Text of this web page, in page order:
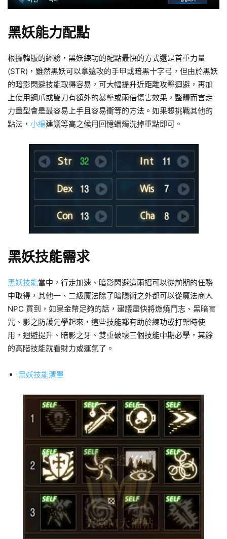
黑妖能力配點
根據韓版的經驗，黑妖練功的配點最快的方式還是首重力量
(STR)，雖然黑妖可以拿遠攻的手甲或暗黑十字弓，但由於黑妖
的暗影閃避技能取得容易，可大幅提升近距離攻擊迴避，再加
上使用鋼爪或雙刀有額外的暴擊或兩倍傷害效果，整體而言走
力量型會是最容易上手且容易衝等的方法。如果想挑戰其他的
點法， 小編建議等高之候用回憶蠟燭洗掉重點即可。
黑妖技能需求
黑妖技能當中，行走加速、暗影閃避這兩招可以從前期的任務
中取得，其他一、二級魔法除了暗隱術之外都可以從魔法商人
NPC 買到，如果金幣足夠的話，建議盡快將燃燒鬥志、黑暗盲
咒、影之防護先學起來，這些技能都有助於練功或打架時使
用，迴避提升、暗影之牙、雙重破壞三個技能中期必學，其餘
的高階技能就看財力或運氣了。
黑妖技能清單